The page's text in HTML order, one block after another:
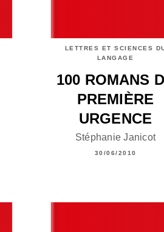
LETTRES ET SCIENCES
LANGAGE
100 ROMANS
PREMIÈRE
URGENCE
Stéphanie Janicot
30/06/2010